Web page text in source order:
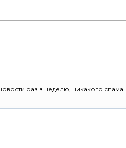
раз в неделю, никакого спама